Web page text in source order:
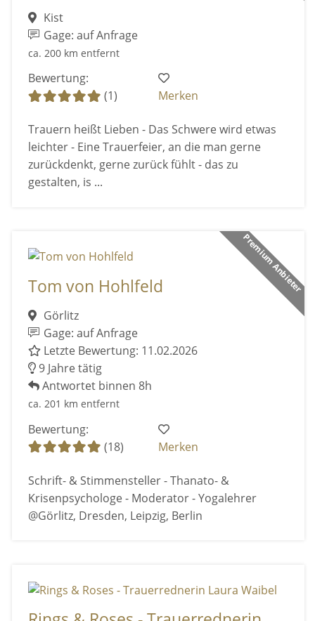
Kist
Gage: auf Anfrage
ca. 200 km entfernt
Bewertung:
(1)
Merken
Trauern heißt Lieben - Das Schwere wird etwas
leichter - Eine Trauerfeier, an die man gerne
zurückdenkt, gerne zurück fühlt - das zu
gestalten, is ...
Premium Anbieter
Tom von Hohlfeld
Görlitz
Gage: auf Anfrage
Letzte Bewertung: 11.02.2026
9 Jahre tätig
Antwortet binnen 8h
ca. 201 km entfernt
Bewertung:
(18)
Merken
Schrift- & Stimmensteller - Thanato- &
Krisenpsychologe - Moderator - Yogalehrer
@Görlitz, Dresden, Leipzig, Berlin